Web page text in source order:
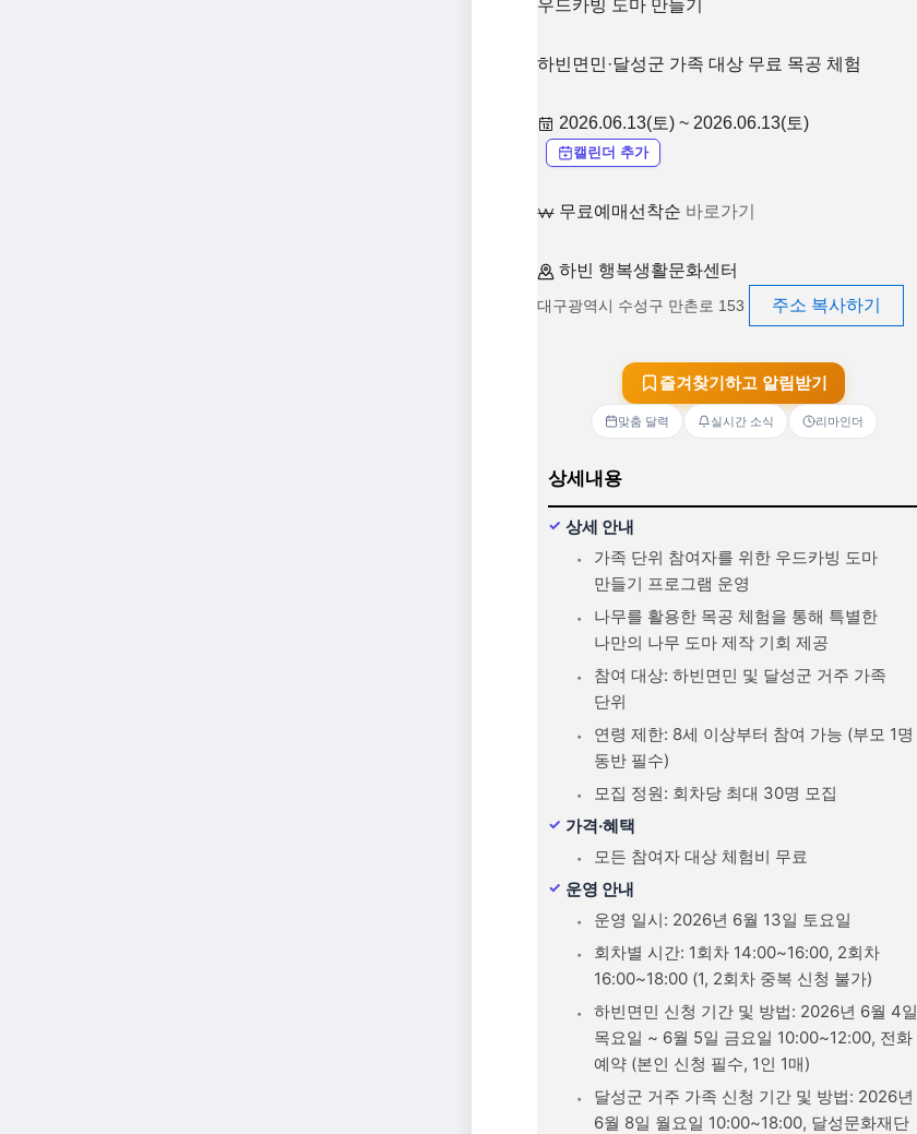
우드카빙 도마 만들기
하빈면민·달성군 가족 대상 무료 목공 체험
2026.06.13(토) ~ 2026.06.13(토)
캘린더 추가
무료예매선착순 바로가기
하빈 행복생활문화센터
대구광역시 수성구 만촌로 153 주소 복사하기
즐겨찾기하고 알림받기
맞춤 달력 실시간 소식 리마인더
상세내용
상세 안내
가족 단위 참여자를 위한 우드카빙 도마
만들기 프로그램 운영
나무를 활용한 목공 체험을 통해 특별한
나만의 나무 도마 제작 기회 제공
참여 대상: 하빈면민 및 달성군 거주 가족
단위
연령 제한: 8세 이상부터 참여 가능 (부모 1명
동반 필수)
모집 정원: 회차당 최대 30명 모집
가격·혜택
모든 참여자 대상 체험비 무료
운영 안내
운영 일시: 2026년 6월 13일 토요일
회차별 시간: 1회차 14:00~16:00, 2회차
16:00~18:00 (1, 2회차 중복 신청 불가)
하빈면민 신청 기간 및 방법: 2026년 6월 4일
목요일 ~ 6월 5일 금요일 10:00~12:00, 전화
예약 (본인 신청 필수, 1인 1매)
달성군 거주 가족 신청 기간 및 방법: 2026년
6월 8일 월요일 10:00~18:00, 달성문화재단